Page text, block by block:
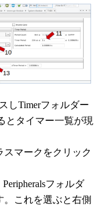
しTimerフォルダー
とタイマー一覧が現
スマークをクリック
フォルダ
。これを選ぶと右側